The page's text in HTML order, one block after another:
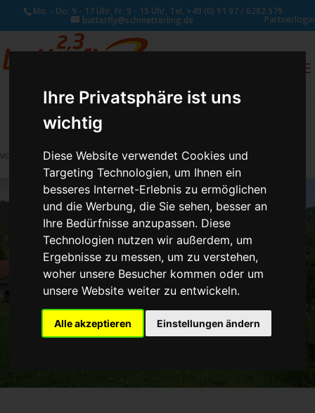
Ihre Privatsphäre ist uns
wichtig
Diese Website verwendet Cookies und
Targeting Technologien, um Ihnen ein
besseres Internet-Erlebnis zu ermöglichen
und die Werbung, die Sie sehen, besser an
Ihre Bedürfnisse anzupassen. Diese
Technologien nutzen wir außerdem, um
Ergebnisse zu messen, um zu verstehen,
woher unsere Besucher kommen oder um
unsere Website weiter zu entwickeln.
Alle akzeptieren Einstellungen ändern
Mo. - Do. 9 - 17 Uhr, Fr. 9 - 15 Uhr, Tel. +49 (0) 91 97 / 6282 579
butterfly@schmetterling.de Partnerlogin
von Susan Naumann|Juli 24, 2019